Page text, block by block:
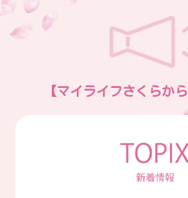
【マイライフさくらか